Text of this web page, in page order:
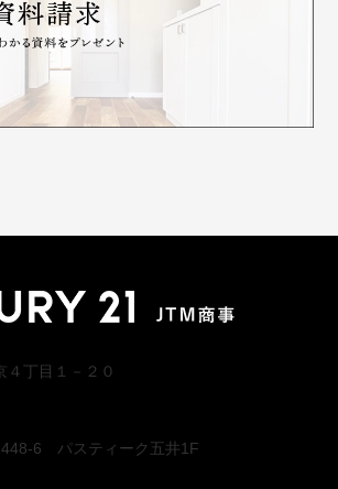
４丁目１－２０
6 パスティーク五井1F